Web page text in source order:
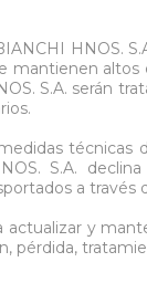
HNOS.
S.A. serán
S.A.
a
y
pérdida,